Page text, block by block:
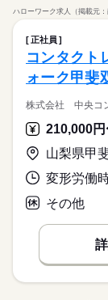
ハローワーク求人（掲載元：
正社員
コンタクト
ォーク甲斐
株式会社 中央コ
山梨県甲
その他